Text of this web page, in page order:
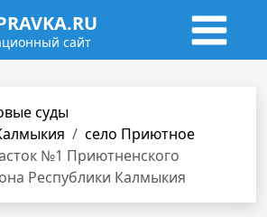
сайт
суды
село Приютное
№1 Приютненского
Республики Калмыкия